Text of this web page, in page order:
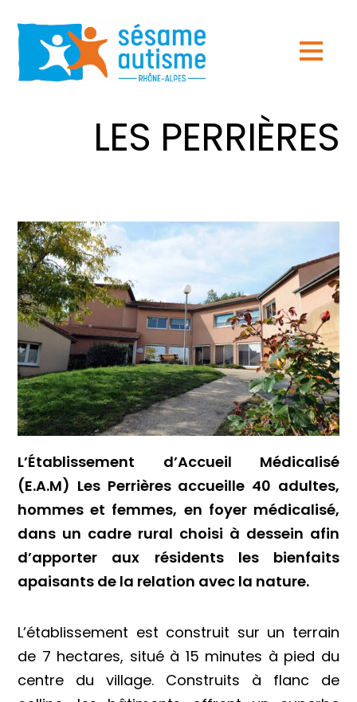
LES PERRIÈRES
L’Établissement d’Accueil Médicalisé
(E.A.M) Les Perrières accueille 40 adultes,
hommes et femmes, en foyer médicalisé,
dans un cadre rural choisi à dessein afin
d’apporter aux résidents les bienfaits
apaisants de la relation avec la nature.
L’établissement est construit sur un terrain
de 7 hectares, situé à 15 minutes à pied du
centre du village. Construits à flanc de